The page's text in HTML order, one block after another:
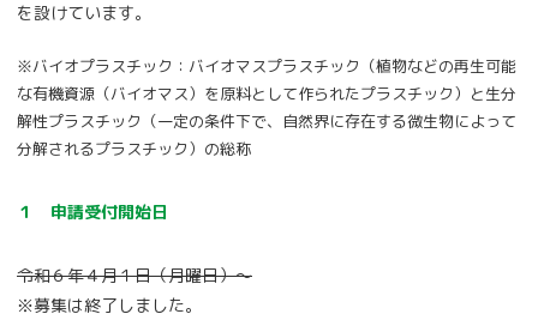
を設けています。
※バイオプラスチック：バイオマスプラスチック（植物などの再生可能
な有機資源（バイオマス）を原料として作られたプラスチック）と生分
解性プラスチック（一定の条件下で、自然界に存在する微生物によって
分解されるプラスチック）の総称
１ 申請受付開始日
令和６年４月１日（月曜日）～
※募集は終了しました。